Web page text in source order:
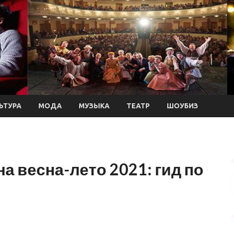
МОДА МУЗЫКА ТЕАТР ШОУБИЗ
весна-лето 2021: гид по